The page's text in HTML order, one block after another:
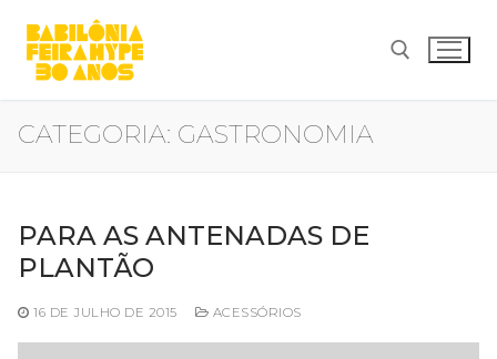
para
Pesquisar por:
CATEGORIA: GASTRONOMIA
PARA AS ANTENADAS DE
PLANTÃO
16 DE JULHO DE 2015 ACESSÓRIOS